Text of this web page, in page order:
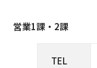
営業1課・2課
TEL